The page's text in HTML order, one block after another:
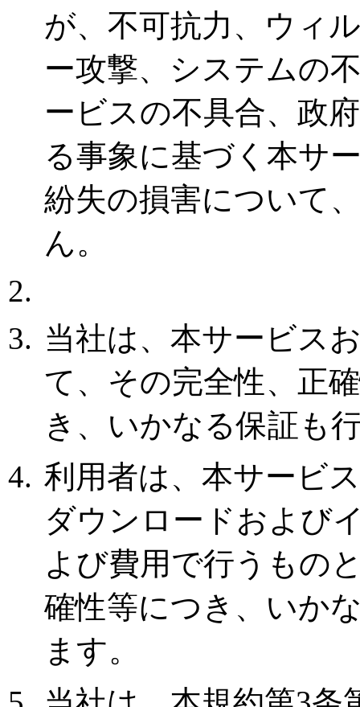
が、不可抗力、ウィ
ー攻撃、システムの
ービスの不具合、政
る事象に基づく本サ
紛失の損害について
ん。
当社は、本サービス
て、その完全性、正
き、いかなる保証も
利用者は、本サービ
ダウンロードおよび
よび費用で行うもの
確性等につき、いか
ます。